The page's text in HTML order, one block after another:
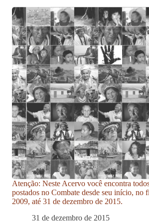
Atenção: Neste Acervo você encontra
postados no Combate desde seu início, no
2009, até 31 de dezembro de 2015.
31 de dezembro de 2015